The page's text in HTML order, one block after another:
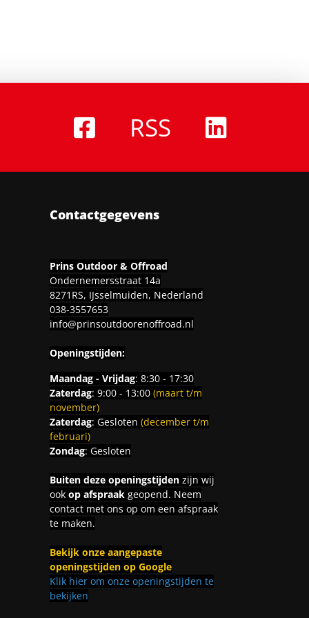
RSS
Contactgegevens
Prins Outdoor & Offroad
Ondernemersstraat 14a
8271RS, IJsselmuiden, Nederland
038-3557653
info@prinsoutdoorenoffroad.nl
Openingstijden:
Maandag - Vrijdag: 8:30 - 17:30
Zaterdag: 9:00 - 13:00 (maart t/m
november)
Zaterdag: Gesloten (december t/m
februari)
Zondag: Gesloten
Buiten deze openingstijdenzijn wij
ook op afspraakgeopend. Neem
contact met ons op om een afspraak
te maken.
Bekijk onze aangepaste
openingstijden op Google
Klik hier om onze openingstijden te
bekijken